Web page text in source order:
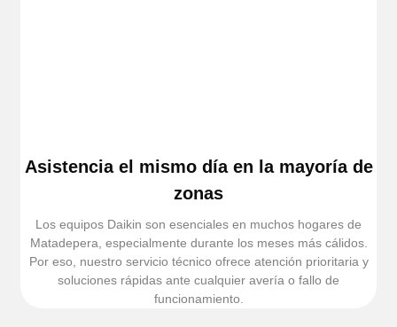
Asistencia el mismo día en la mayoría de
zonas
Los equipos Daikin son esenciales en muchos hogares de
Matadepera, especialmente durante los meses más cálidos.
Por eso, nuestro servicio técnico ofrece atención prioritaria y
soluciones rápidas ante cualquier avería o fallo de
funcionamiento.